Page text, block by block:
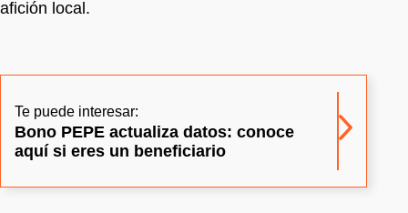
afición local.
Te puede interesar:
Bono PEPE actualiza datos: conoce
aquí si eres un beneficiario